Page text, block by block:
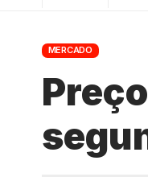
MERCADO